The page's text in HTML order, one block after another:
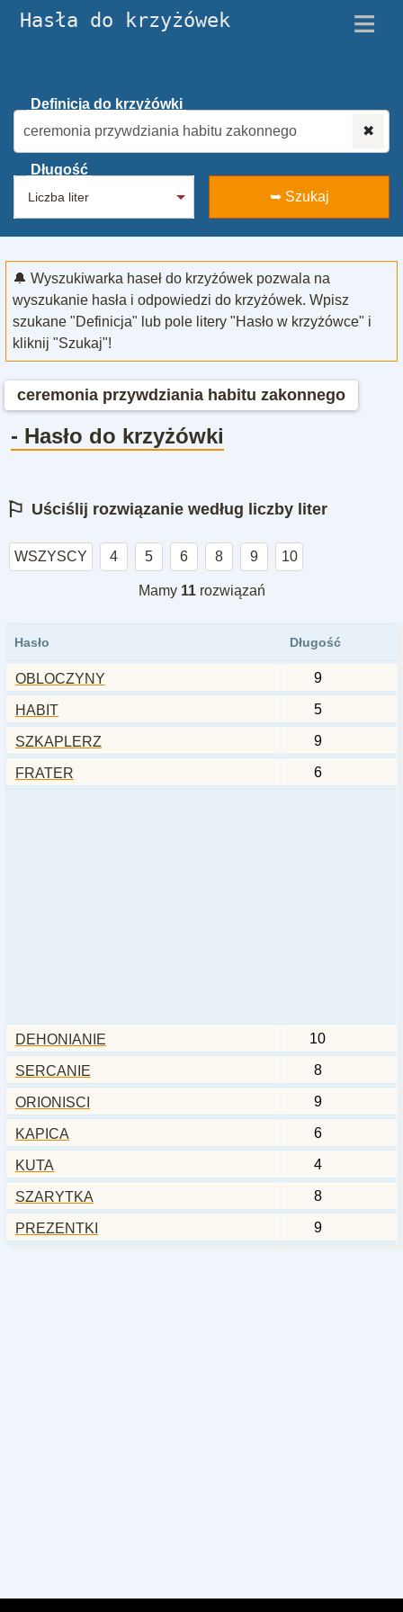
Hasła do krzyżówek ≡
Definicja do krzyżówki
✖
Długość
➥ Szukaj
🔔 Wyszukiwarka haseł do krzyżówek pozwala na
wyszukanie hasła i odpowiedzi do krzyżówek. Wpisz
szukane "Definicja" lub pole litery "Hasło w krzyżówce" i
kliknij "Szukaj"!
ceremonia przywdziania habitu zakonnego
- Hasło do krzyżówki
⚐ Uściślij rozwiązanie według liczby liter
WSZYSCY 4 5 6 8 9 10
Mamy 11rozwiązań
Hasło Długość
OBLOCZYNY 9
HABIT 5
SZKAPLERZ 9
FRATER 6
DEHONIANIE 10
SERCANIE 8
ORIONISCI 9
KAPICA 6
KUTA 4
SZARYTKA 8
PREZENTKI 9